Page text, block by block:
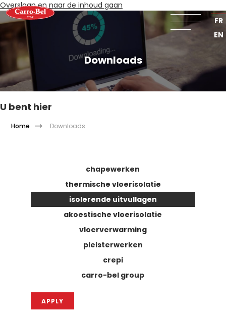
FR
EN
Overslaan en naar de inhoud gaan
Downloads
U bent hier
Home Downloads
chapewerken
thermische vloerisolatie
isolerende uitvullagen
akoestische vloerisolatie
vloerverwarming
pleisterwerken
crepi
carro-bel group